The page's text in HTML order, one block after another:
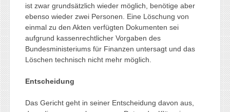
ist zwar grundsätzlich wieder möglich, benötige aber
ebenso wieder zwei Personen. Eine Löschung von
einmal zu den Akten verfügten Dokumenten sei
aufgrund kassenrechtlicher Vorgaben des
Bundesministeriums für Finanzen untersagt und das
Löschen technisch nicht mehr möglich.
Entscheidung
Das Gericht geht in seiner Entscheidung davon aus,